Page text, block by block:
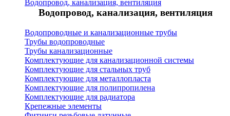
Водопровод, канализация, вентиляция
Водопровод, канализация, вентиляция
Водопроводные и канализационные трубы
Трубы водопроводные
Трубы канализационные
Комплектующие для канализационной системы
Комплектующие для стальных труб
Комплектующие для металлопласта
Комплектующие для полипропилена
Комплектующие для радиатора
Крепежные элементы